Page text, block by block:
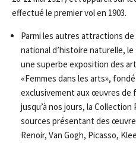
effectué le premier vol en 1903.
Parmi les autres attractions
national d’histoire naturelle, le
une superbe exposition des
«Femmes dans les arts»,
exclusivement aux œuvres de
jusqu’à nos jours, la
sources présentant des
Renoir, Van Gogh, Picasso,